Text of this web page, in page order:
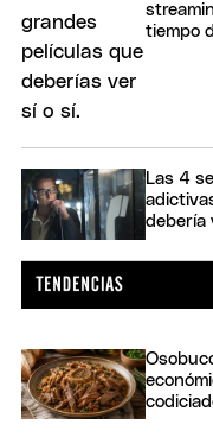
tiempo
Las 4
debería